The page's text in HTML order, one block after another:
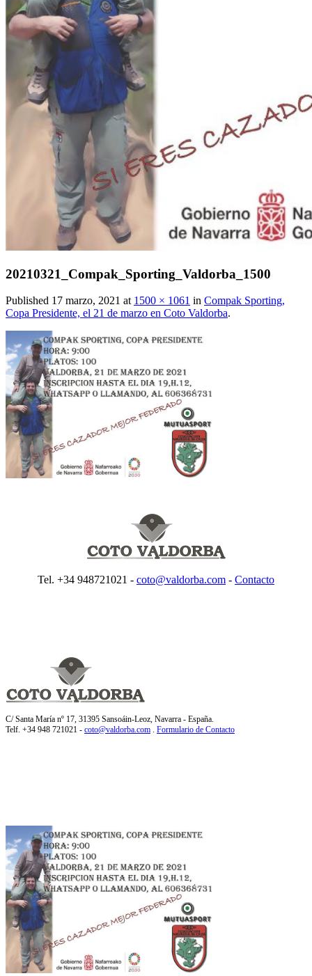
20210321_Compak_Sporting_Valdorba_1500
Published 17 marzo, 2021 at 1500 × 1061 in Compak Sporting,
Copa Presidente, el 21 de marzo en Coto Valdorba.
Tel. +34 948721021 - coto@valdorba.com - Contacto
C/ Santa María nº 17, 31395 Sansoáin-Leoz, Navarra - España.
Telf. +34 948 721021 - coto@valdorba.com Formulario de Contacto